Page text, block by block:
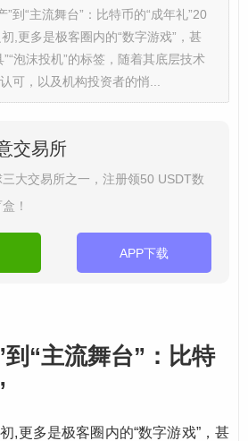
”到“主流舞台”：比特币的“成年礼”20
,更多是极客圈内的“数字游戏”，甚
泡沫投机”的标签，随着其底层技术
可，以及机构投资者的悄...
交易所
三大交易所之一，注册领50 USDT数
！
APP下载
到“主流舞台”：比特
,更多是极客圈内的“数字游戏”，甚